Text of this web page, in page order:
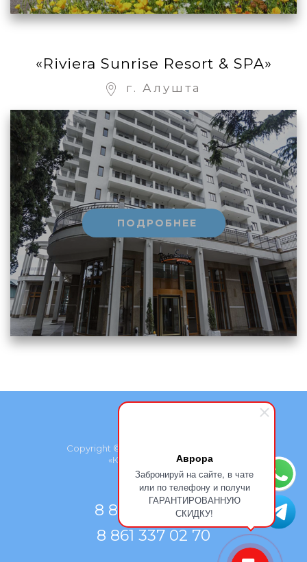
Аврора
Забронируй на сайте, в чате
или по телефону и получи
ГАРАНТИРОВАННУЮ
СКИДКУ!
«Riviera Sunrise Resort & SPA»
г. Алушта
ПОДРОБНЕЕ
Copyright © Проект группы компаний
«Курортмакс», 2026
8 800 500 77 66
8 861 337 02 70